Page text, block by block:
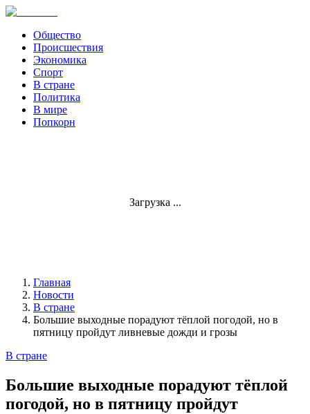
Общество
Происшествия
Экономика
Спорт
В стране
Политика
В мире
Попкорн
Загрузка ...
Главная
Новости
В стране
Большие выходные порадуют тёплой погодой, но в
пятницу пройдут ливневые дожди и грозы
В стране
Большие выходные порадуют тёплой
погодой, но в пятницу пройдут